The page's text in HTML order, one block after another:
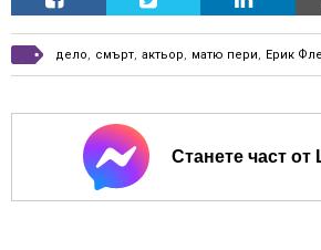
дело, смърт, актьор, матю пери, Ерик
Станете част от